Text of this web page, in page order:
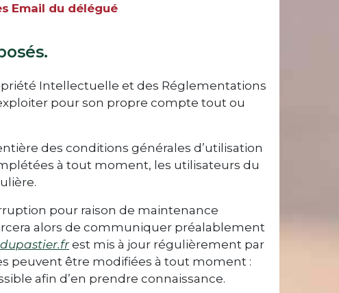
Email du délégué
Intellectuelle et des Réglementations
pour son propre compte tout ou
des conditions générales d’utilisation
à tout moment, les utilisateurs du
pour raison de maintenance
alors de communiquer préalablement
est mis à jour régulièrement par
peuvent être modifiées à tout moment :
afin d’en prendre connaissance.